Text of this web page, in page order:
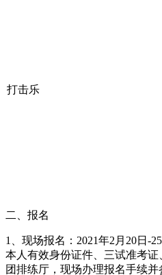
打击乐
二、报名
1、现场报名：2021年2月20日-
本人有效身份证件、三试准考
团排练厅，现场办理报名手续并